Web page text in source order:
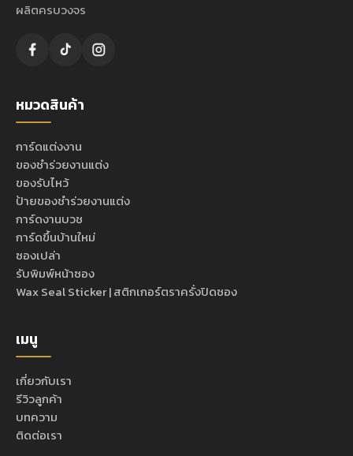
ผลิตครบวงจร
หมวดสินค้า
การ์ดแต่งงาน
ของชำร่วยงานแต่ง
ของรับไหว้
ป้ายของชำร่วยงานแต่ง
การ์ดงานบวช
การ์ดขึ้นบ้านใหม่
ซองเปล่า
รับพิมพ์หน้าซอง
Wax Seal Sticker | สติกเกอร์ตราครั่งปิดซอง
เมนู
เกี่ยวกับเรา
รีวิวลูกค้า
บทความ
ติดต่อเรา